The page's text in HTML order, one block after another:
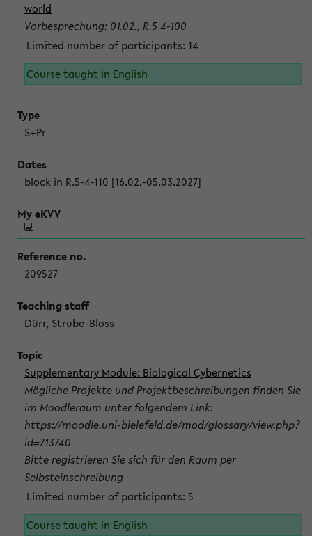
world
Vorbesprechung: 01.02., R.5 4-100
Limited number of participants: 14
Course taught in English
S+Pr
block in R.5-4-110 [16.02.-05.03.2027]
209527
Dürr, Strube-Bloss
Supplementary Module: Biological Cybernetics
Mögliche Projekte und Projektbeschreibungen finden Sie
im Moodleraum unter folgendem Link:
https://moodle.uni-bielefeld.de/mod/glossary/view.php?
id=713740
Bitte registrieren Sie sich für den Raum per
Selbsteinschreibung
Limited number of participants: 5
Course taught in English